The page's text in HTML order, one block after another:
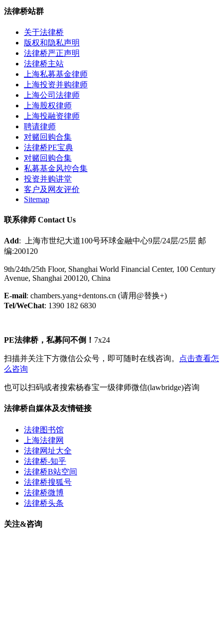
法律桥站群
关于法律桥
版权和隐私声明
法律桥严正声明
法律桥主站
上海私募基金律师
上海投资并购律师
上海公司法律师
上海股权律师
上海投融资律师
聘请律师
对赌回购合集
法律桥PE宝典
对赌回购合集
私募基金风控合集
投资并购讲堂
客户及网友评价
Sitemap
联系律师 Contact Us
Add: 上海市世纪大道100号环球金融中心9层/24层/25层 邮
编:200120
9th/24th/25th Floor, Shanghai World Financial Center, 100 Century
Avenue, Shanghai 200120, China
E-mail: chambers.yang+dentons.cn (请用@替换+)
Tel/WeChat: 1390 182 6830
PE法律桥，私募问不倒！ 7x24
扫描并关注下方微信公众号，即可随时在线咨询。
点击查看怎
么咨询
也可以扫码或者搜索杨春宝一级律师微信(lawbridge)咨询
法律桥自媒体及友情链接
法律图书馆
上海法律网
法律网址大全
法律桥-知乎
法律桥B站空间
法律桥搜狐号
法律桥微博
法律桥头条
关注&咨询